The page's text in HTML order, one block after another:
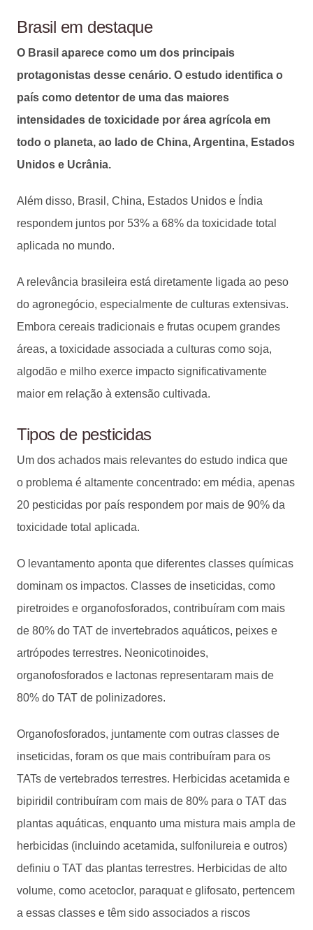
Brasil em destaque
O Brasil aparece como um dos principais
protagonistas desse cenário. O estudo identifica o
país como detentor de uma das maiores
intensidades de toxicidade por área agrícola em
todo o planeta, ao lado de China, Argentina, Estados
Unidos e Ucrânia.
Além disso, Brasil, China, Estados Unidos e Índia
respondem juntos por 53% a 68% da toxicidade total
aplicada no mundo.
A relevância brasileira está diretamente ligada ao peso
do agronegócio, especialmente de culturas extensivas.
Embora cereais tradicionais e frutas ocupem grandes
áreas, a toxicidade associada a culturas como soja,
algodão e milho exerce impacto significativamente
maior em relação à extensão cultivada.
Tipos de pesticidas
Um dos achados mais relevantes do estudo indica que
o problema é altamente concentrado: em média, apenas
20 pesticidas por país respondem por mais de 90% da
toxicidade total aplicada.
O levantamento aponta que diferentes classes químicas
dominam os impactos. Classes de inseticidas, como
piretroides e organofosforados, contribuíram com mais
de 80% do TAT de invertebrados aquáticos, peixes e
artrópodes terrestres. Neonicotinoides,
organofosforados e lactonas representaram mais de
80% do TAT de polinizadores.
Organofosforados, juntamente com outras classes de
inseticidas, foram os que mais contribuíram para os
TATs de vertebrados terrestres. Herbicidas acetamida e
bipiridil contribuíram com mais de 80% para o TAT das
plantas aquáticas, enquanto uma mistura mais ampla de
herbicidas (incluindo acetamida, sulfonilureia e outros)
definiu o TAT das plantas terrestres. Herbicidas de alto
volume, como acetoclor, paraquat e glifosato, pertencem
a essas classes e têm sido associados a riscos